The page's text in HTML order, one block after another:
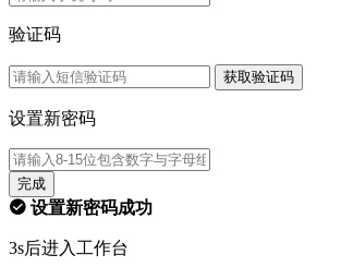
验证码
获取验证码
设置新密码
完成
设置新密码成功
3s后进入工作台